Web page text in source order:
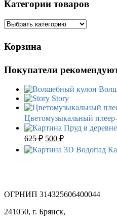
Категории товаров
Корзина
Покупатели
Story
Цветомузыкальный
625₽ Первоначальная
составляла
500 ₽Текущая
цена:
ОГРНИП 314325606400044
241050, г. Брянск,